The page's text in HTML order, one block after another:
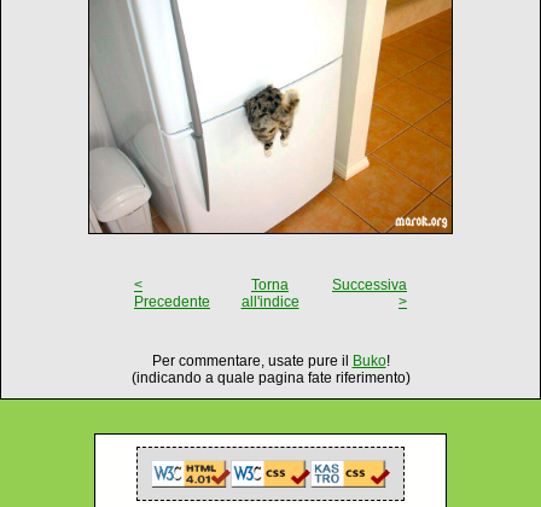
<
Precedente
Torna
all'indice
Successiva
>
Per commentare, usate pure il Buko!
(indicando a quale pagina fate riferimento)